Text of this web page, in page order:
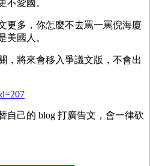
不愛國。
更多，你怎麼不去罵一罵倪海廈
美國人。
，將來會移入爭議文版，不會出
自己的 blog 打廣告文，會一律砍